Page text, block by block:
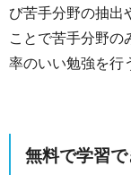
び苦手分野の抽出
ことで苦手分野の
率のいい勉強を行
無料で学習